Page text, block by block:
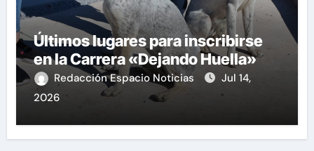
Últimos lugares para inscribirse
en la Carrera «Dejando Huella»
Redacción Espacio Noticias
Jul 14,
2026